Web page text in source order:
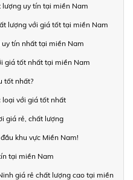
uy tín tại miền Nam
lượng với giá tốt tại miền Nam
tín nhất tại miền Nam
giá tốt nhất tại miền Nam
tốt nhất?
loại với giá tốt nhất
giá rẻ, chất lượng
khu vực Miền Nam!
tại miền Nam
giá rẻ chất lượng cao tại miền